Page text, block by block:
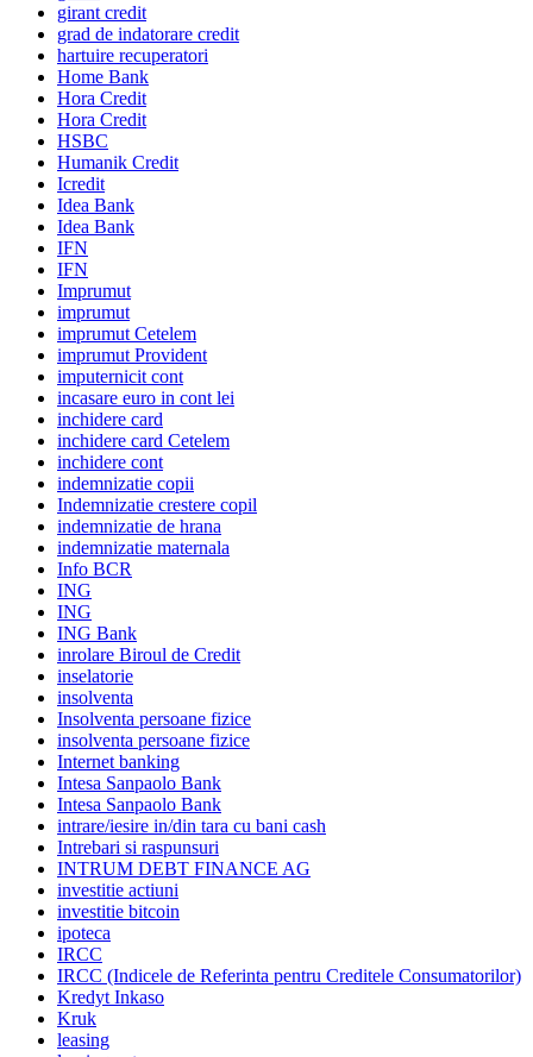
girant credit
grad de indatorare credit
hartuire recuperatori
Home Bank
Hora Credit
Hora Credit
HSBC
Humanik Credit
Icredit
Idea Bank
Idea Bank
IFN
IFN
Imprumut
imprumut
imprumut Cetelem
imprumut Provident
imputernicit cont
incasare euro in cont lei
inchidere card
inchidere card Cetelem
inchidere cont
indemnizatie copii
Indemnizatie crestere copil
indemnizatie de hrana
indemnizatie maternala
Info BCR
ING
ING
ING Bank
inrolare Biroul de Credit
inselatorie
insolventa
Insolventa persoane fizice
insolventa persoane fizice
Internet banking
Intesa Sanpaolo Bank
Intesa Sanpaolo Bank
intrare/iesire in/din tara cu bani cash
Intrebari si raspunsuri
INTRUM DEBT FINANCE AG
investitie actiuni
investitie bitcoin
ipoteca
IRCC
IRCC (Indicele de Referinta pentru Creditele Consumatorilor)
Kredyt Inkaso
Kruk
leasing